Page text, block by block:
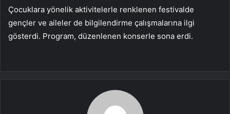
Çocuklara yönelik aktivitelerle renklenen festivalde
gençler ve aileler de bilgilendirme çalışmalarına ilgi
gösterdi. Program, düzenlenen konserle sona erdi.